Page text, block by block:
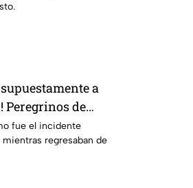
a
Peregrinos de
cómo fueron
fue el incidente
regresaban de